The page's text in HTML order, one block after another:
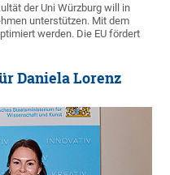
der Uni Würzburg will in
unterstützen. Mit dem
werden. Die EU fördert
Daniela Lorenz